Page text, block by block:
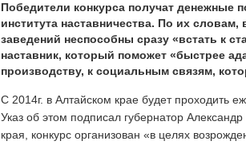
Победители конкурса получат денежные
института наставничества. По их
заведений неспособны сразу «встать к
наставник, который поможет «быстрее
производству, к социальным связям,
С 2014г. в Алтайском крае будет проходить
Указ об этом подписал губернатор
края, конкурс организован «в целях